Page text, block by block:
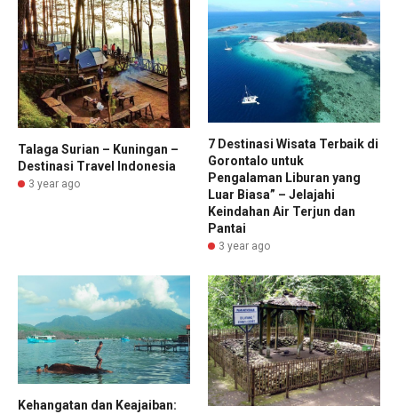
Talaga Surian – Kuningan –
Destinasi Travel Indonesia
3 year ago
7 Destinasi Wisata Terbaik di
Gorontalo untuk
Pengalaman Liburan yang
Luar Biasa” – Jelajahi
Keindahan Air Terjun dan
Pantai
3 year ago
Kehangatan dan Keajaiban: